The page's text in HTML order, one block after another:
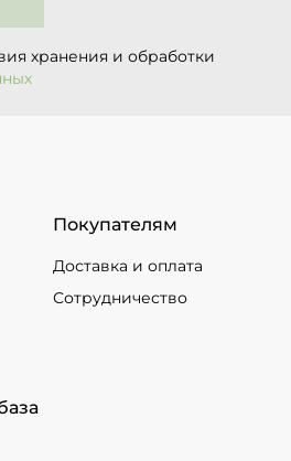
хранения и обработки
Покупателям
Доставка и оплата
Сотрудничество